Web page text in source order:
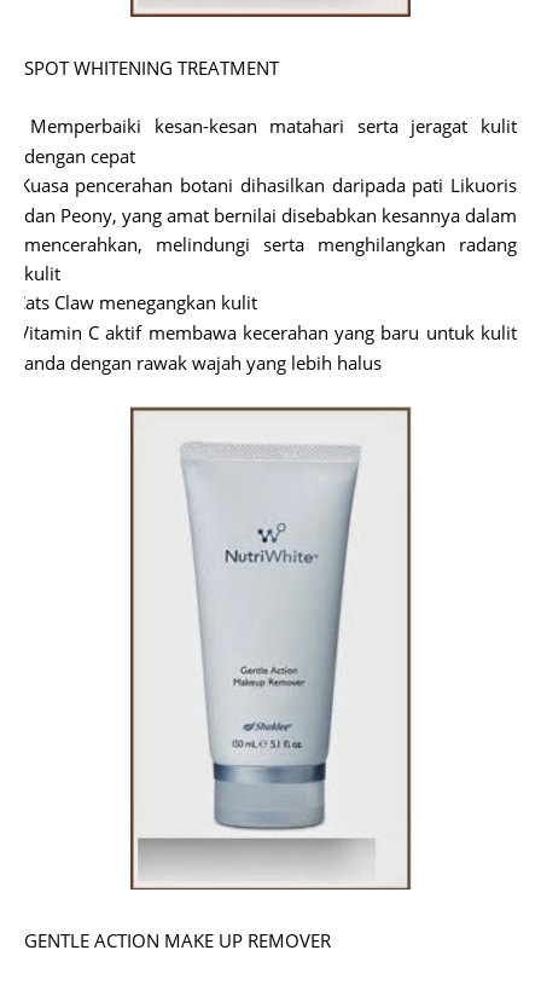
SPOT WHITENING TREATMENT
Memperbaiki kesan-kesan matahari serta jeragat kulit
dengan cepat
Kuasa pencerahan botani dihasilkan daripada pati Likuoris
dan Peony, yang amat bernilai disebabkan kesannya dalam
mencerahkan, melindungi serta menghilangkan radang
kulit
Cats Claw menegangkan kulit
Vitamin C aktif membawa kecerahan yang baru untuk kulit
anda dengan rawak wajah yang lebih halus
GENTLE ACTION MAKE UP REMOVER